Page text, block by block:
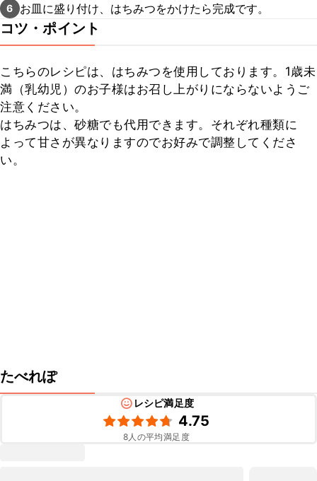
6 お皿に盛り付け、はちみつをかけたら完成です。
コツ・ポイント
こちらのレシピは、はちみつを使用しております。1歳未
満（乳幼児）のお子様はお召し上がりにならないようご
注意ください。
はちみつは、砂糖でも代用できます。それぞれ種類に
よって甘さが異なりますのでお好みで調整してくださ
い。
たべれぽ
レシピ満足度
4.75
8人の平均満足度